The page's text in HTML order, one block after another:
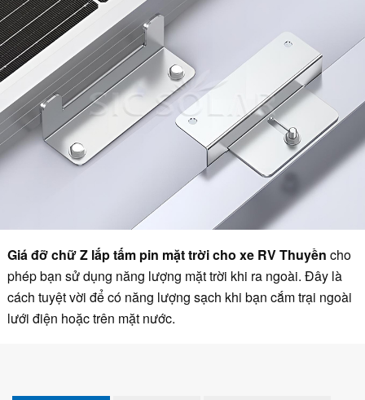
Giá đỡ chữ Z lắp tấm pin mặt trời cho xe RVThuyền cho
phép bạn sử dụng năng lượng mặt trời khi ra ngoài. Đây là
cách tuyệt vời để có năng lượng sạch khi bạn cắm trại ngoài
lưới điện hoặc trên mặt nước.